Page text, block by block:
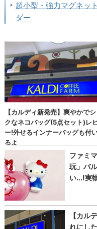
超小型・強力マグネッ
ダー